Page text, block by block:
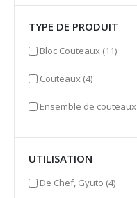
TYPE DE PRODUIT
Bloc Couteaux (11)items
Couteaux (4)items
Ensemble de couteaux
UTILISATION
De Chef, Gyuto (4)items